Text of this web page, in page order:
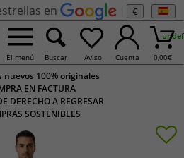
en €
El menú Buscar Aviso Cuenta 0,00€
nuevos 100% originales
EN FACTURA
DERECHO A REGRESAR
SOSTENIBLES